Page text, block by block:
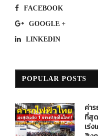
FACEBOOK
GOOGLE +
LINKEDIN
POPULAR POSTS
ค่า
ที่สุ
เร่